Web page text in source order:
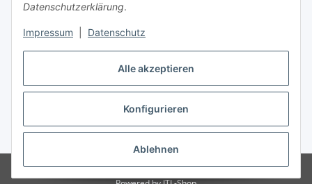
Alle akzeptieren
Konfigurieren
Ablehnen
Datenschutzerklärung.
Impressum Datenschutz
Gesetzliche Informationen
Vertrag widerrufen
* Alle Preise inkl. gesetzlicher USt., zzgl.Versand
© Weixelbaumer GmbH